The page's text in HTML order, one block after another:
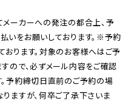
ーカーへの発注の都合上、予
いをお願いしております。※予約
ります。対象のお客様へはご予
ので、必ずメール内容をご確認
予約締切日直前のご予約の場
ますが、何卒ご了承下さいま